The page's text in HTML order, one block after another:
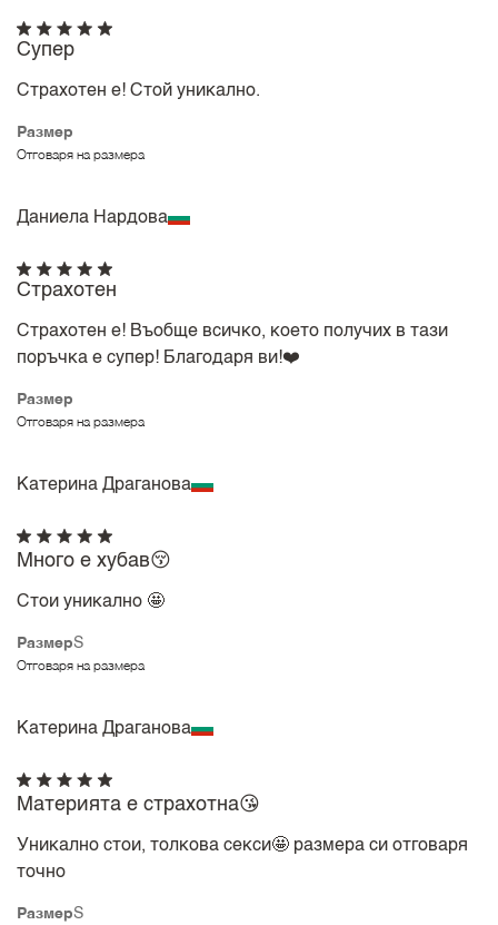
Размер
Отговаря на размера
Супер
Страхотен е! Стой уникално.
Даниела Нардова
Размер
Отговаря на размера
Страхотен
Страхотен е! Въобще всичко, което получих в тази
поръчка е супер! Благодаря ви!❤️
Катерина Драганова
РазмерS
Отговаря на размера
Много е хубав😚
Стои уникално 🤩
Катерина Драганова
РазмерS
Материята е страхотна😘
Уникално стои, толкова секси🤩 размера си отговаря
точно